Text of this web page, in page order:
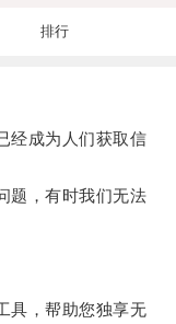
排行
成为人们获取信
，有时我们无法
，帮助您独享无